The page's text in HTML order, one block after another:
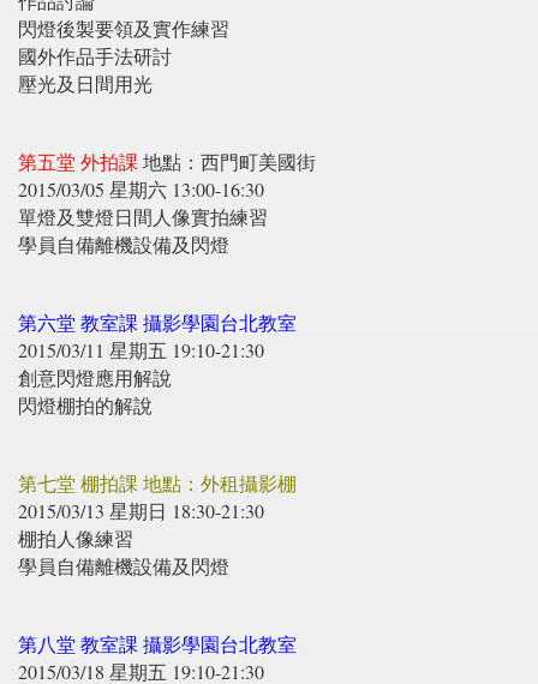
閃燈後製要領及實作練習
國外作品手法研討
壓光及日間用光
第五堂 外拍課 地點：西門町美國街
2015/03/05 星期六 13:00-16:30
單燈及雙燈日間人像實拍練習
學員自備離機設備及閃燈
第六堂 教室課 攝影學園台北教室
2015/03/11 星期五 19:10-21:30
創意閃燈應用解說
閃燈棚拍的解說
第七堂 棚拍課 地點：外租攝影棚
2015/03/13 星期日 18:30-21:30
棚拍人像練習
學員自備離機設備及閃燈
第八堂 教室課 攝影學園台北教室
2015/03/18 星期五 19:10-21:30